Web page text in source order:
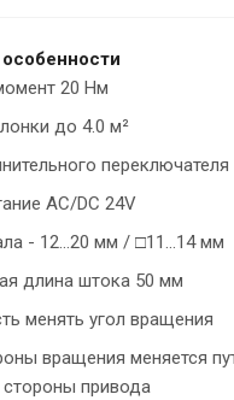
20 Нм
до 4.0 м²
переключателя
AC/DC 24V
- 12...20 мм / □11...14 мм
длина штока 50 мм
менять угол вращения
вращения меняется
привода